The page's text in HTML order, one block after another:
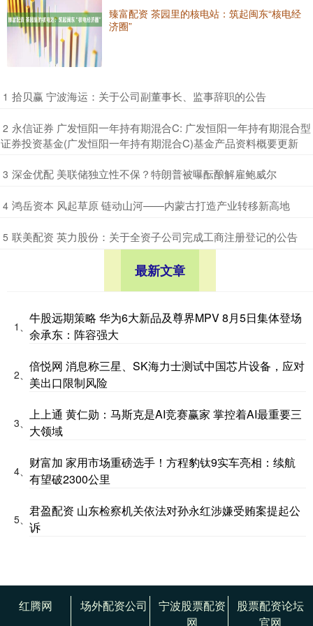
臻富配资 茶园里的核电站：筑起闽东“核电经
济圈”
1 ​拾贝赢 宁波海运：关于公司副董事长、监事辞职的公告
2 ​永信证券 广发恒阳一年持有期混合C: 广发恒阳一年持有期混合型
证券投资基金(广发恒阳一年持有期混合C)基金产品资料概要更新
3 ​深金优配 美联储独立性不保？特朗普被曝酝酿解雇鲍威尔
4 ​鸿岳资本 风起草原 链动山河——内蒙古打造产业转移新高地
5 ​联美配资 英力股份：关于全资子公司完成工商注册登记的公告
最新文章
1、
牛股远期策略 华为6大新品及尊界MPV 8月5日集体登场
余承东：阵容强大
2、
倍悦网 消息称三星、SK海力士测试中国芯片设备，应对
美出口限制风险
3、
上上通 黄仁勋：马斯克是AI竞赛赢家 掌控着AI最重要三
大领域
4、
财富加 家用市场重磅选手！方程豹钛9实车亮相：续航
有望破2300公里
5、
君盈配资 山东检察机关依法对孙永红涉嫌受贿案提起公
诉
红腾网 场外配资公司
宁波股票配资
网
股票配资论坛
官网